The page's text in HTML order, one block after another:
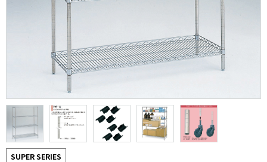
SUPER SERIES